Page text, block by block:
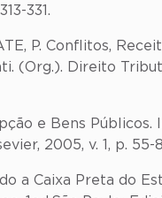
331.
P. Conflitos,
(Org.). Direito
e Bens
2005, v. 1, p. 55-
a Caixa Preta do